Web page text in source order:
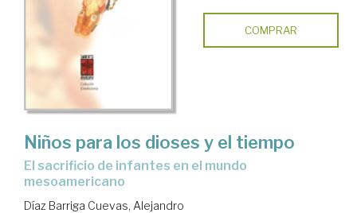
COMPRAR
Niños para los dioses y el tiempo
el sacrificio de infantes en el mundo
mesoamericano
Díaz Barriga Cuevas, Alejandro